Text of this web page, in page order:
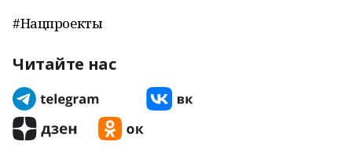
#Нацпроекты
Читайте нас